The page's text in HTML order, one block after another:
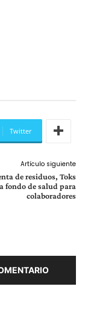
Twitter
Artículo siguiente
de residuos, Toks
fondo de salud para
colaboradores